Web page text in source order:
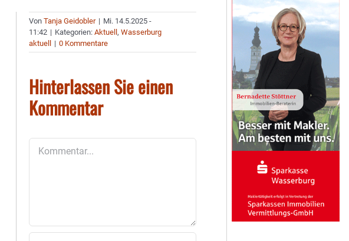
VonTanja Geidobler | Mi. 14.5.2025 -
11:42 | Kategorien:Aktuell,Wasserburg
aktuell
| 0 Kommentare
Hinterlassen Sie einen
Kommentar